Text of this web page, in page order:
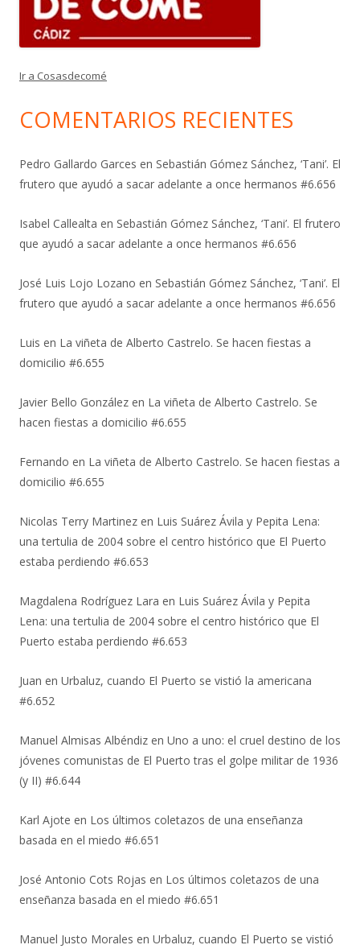
Ir a Cosasdecomé
COMENTARIOS RECIENTES
Pedro Gallardo Garces en Sebastián Gómez Sánchez, ‘Tani’. El
frutero que ayudó a sacar adelante a once hermanos #6.656
Isabel Callealta en Sebastián Gómez Sánchez, ‘Tani’. El frutero
que ayudó a sacar adelante a once hermanos #6.656
José Luis Lojo Lozano en Sebastián Gómez Sánchez, ‘Tani’. El
frutero que ayudó a sacar adelante a once hermanos #6.656
Luis en La viñeta de Alberto Castrelo. Se hacen fiestas a
domicilio #6.655
Javier Bello González en La viñeta de Alberto Castrelo. Se
hacen fiestas a domicilio #6.655
Fernando en La viñeta de Alberto Castrelo. Se hacen fiestas a
domicilio #6.655
Nicolas Terry Martinez en Luis Suárez Ávila y Pepita Lena:
una tertulia de 2004 sobre el centro histórico que El Puerto
estaba perdiendo #6.653
Magdalena Rodríguez Lara en Luis Suárez Ávila y Pepita
Lena: una tertulia de 2004 sobre el centro histórico que El
Puerto estaba perdiendo #6.653
Juan en Urbaluz, cuando El Puerto se vistió la americana
#6.652
Manuel Almisas Albéndiz en Uno a uno: el cruel destino de los
jóvenes comunistas de El Puerto tras el golpe militar de 1936
(y II) #6.644
Karl Ajote en Los últimos coletazos de una enseñanza
basada en el miedo #6.651
José Antonio Cots Rojas en Los últimos coletazos de una
enseñanza basada en el miedo #6.651
Manuel Justo Morales en Urbaluz, cuando El Puerto se vistió